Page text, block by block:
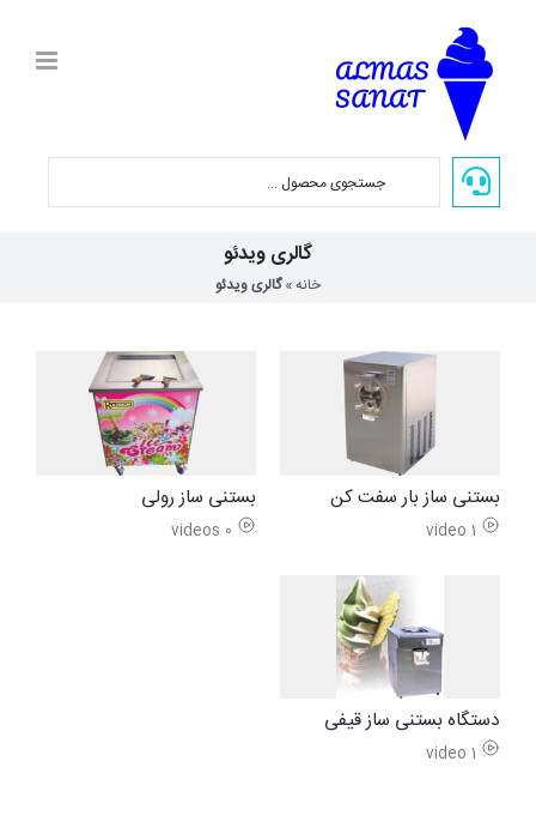
content
گالری ویدئو
خانه»گالری ویدئو
بستنی ساز بار سفت کن بستنی ساز رولی
دستگاه بستنی ساز قیفی